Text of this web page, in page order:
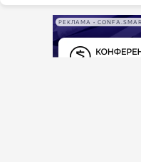
РЕКЛАМА •